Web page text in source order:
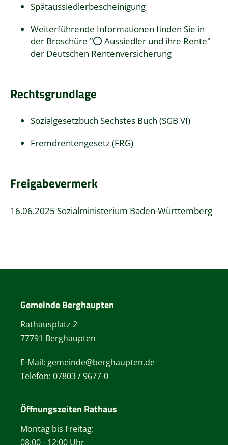
Spätaussiedlerbescheinigung
Weiterführende Informationen finden Sie in
der Broschüre "
Aussiedler und ihre Rente"
der Deutschen Rentenversicherung
Rechtsgrundlage
Sozialgesetzbuch Sechstes Buch (SGB VI)
Fremdrentengesetz (FRG)
Freigabevermerk
16.06.2025 Sozialministerium Baden-Württemberg
Gemeinde Berghaupten
Rathausplatz 2
77791 Berghaupten
E-Mail: gemeinde@berghaupten.de
Telefon: 07803 / 9677-0
Öffnungszeiten Rathaus
Montag bis Freitag:
08:00 - 12:00 Uhr